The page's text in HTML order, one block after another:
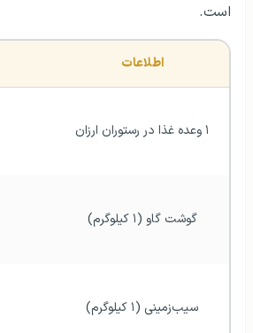
است.
اطلاعات
۱ وعده غذا در رستوران ارزان
گوشت گاو (۱ کیلوگرم)
سیب‌زمینی (۱ کیلوگرم)